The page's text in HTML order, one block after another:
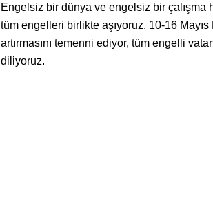
Engelsiz bir dünya ve engelsiz bir çalışma
tüm engelleri birlikte aşıyoruz. 10-16 Mayıs
artırmasını temenni ediyor, tüm engelli
diliyoruz.